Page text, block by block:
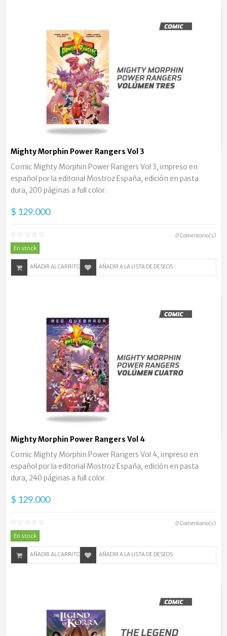
Mighty Morphin Power Rangers Vol 3
Comic Mighty Morphin Power Rangers Vol 3, impreso en
español por la editorial Mostroz España, edición en pasta
dura, 200 páginas a full color.
$ 129.000
0Comentario(s)
En stock
AÑADIR AL CARRITO AÑADIR A LA LISTA DE DESEOS
Mighty Morphin Power Rangers Vol 4
Comic Mighty Morphin Power Rangers Vol 4, impreso en
español por la editorial Mostroz España, edición en pasta
dura, 240 páginas a full color.
$ 129.000
0Comentario(s)
En stock
AÑADIR AL CARRITO AÑADIR A LA LISTA DE DESEOS